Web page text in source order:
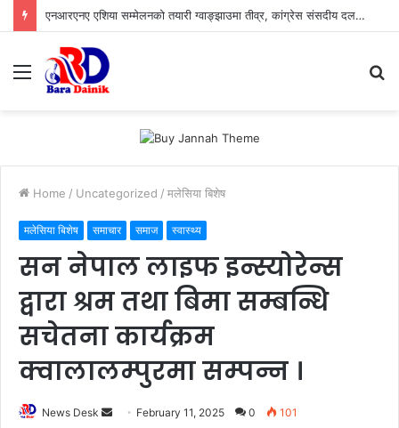
एनआरएनए एशिया सम्मेलनको तयारी ग्वाङ्झाउमा तीव्र, कांग्रेस संसदीय दलका नेता आङदेम्बे प्रमुख अतिथि, ग्वाङ्झाउमा राजनीतिक नेतृत्वदेखि व्यवसायीको जमघट
Menu
Home / Uncategorized / मलेसिया बिशेष
मलेसिया बिशेष समाचार समाज स्वास्थ्य
सन नेपाल लाइफ इन्स्योरेन्स
द्वारा श्रम तथा बिमा सम्बन्धि
सचेतना कार्यक्रम
क्वालालम्पुरमा सम्पन्न ।
News Desk February 11, 2025 0 101